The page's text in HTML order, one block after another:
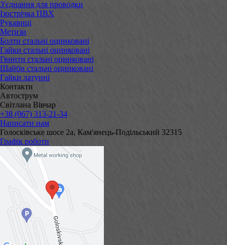
З'єднання для проводки
Ізострічка ПВХ
Рукавиці
Метизи
Болти стальні оцинковані
Гайки стальні оцинковані
Гвинти стальні оцинковані
Шайби стальні оцинковані
Гайки латунні
Контакти
Автострум
Світлана Вівчар
+38 (067) 313-21-34
Написати нам
Голосківське шосе 2а, Кам'янець-Подільський 32315
Графік роботи